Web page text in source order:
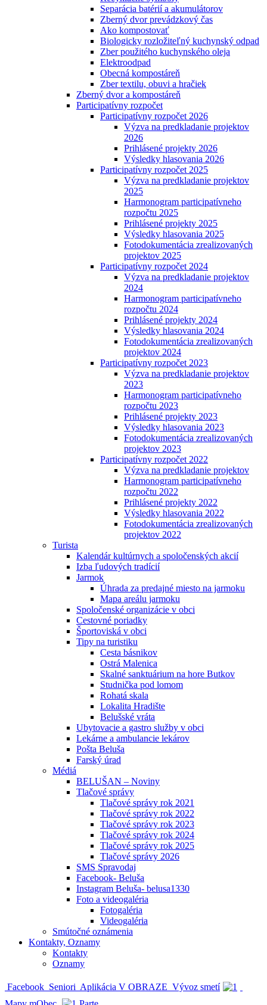
Separácia batérií a akumulátorov
Zberný dvor prevádzkový čas
Ako kompostovať
Biologicky rozložiteľný kuchynský odpad
Zber použitého kuchynského oleja
Elektroodpad
Obecná kompostáreň
Zber textilu, obuvi a hračiek
Zberný dvor a kompostáreň
Participatívny rozpočet
Participatívny rozpočet 2026
Výzva na predkladanie projektov
2026
Prihlásené projekty 2026
Výsledky hlasovania 2026
Participatívny rozpočet 2025
Výzva na predkladanie projektov
2025
Harmonogram participatívneho
rozpočtu 2025
Prihlásené projekty 2025
Výsledky hlasovania 2025
Fotodokumentácia zrealizovaných
projektov 2025
Participatívny rozpočet 2024
Výzva na predkladanie projektov
2024
Harmonogram participatívneho
rozpočtu 2024
Prihlásené projekty 2024
Výsledky hlasovania 2024
Fotodokumentácia zrealizovaných
projektov 2024
Participatívny rozpočet 2023
Výzva na predkladanie projektov
2023
Harmonogram participatívneho
rozpočtu 2023
Prihlásené projekty 2023
Výsledky hlasovania 2023
Fotodokumentácia zrealizovaných
projektov 2023
Participatívny rozpočet 2022
Výzva na predkladanie projektov
Harmonogram participatívneho
rozpočtu 2022
Prihlásené projekty 2022
Výsledky hlasovania 2022
Fotodokumentácia zrealizovaných
projektov 2022
Turista
Kalendár kultúrnych a spoločenských akcií
Izba ľudových tradícií
Jarmok
Úhrada za predajné miesto na jarmoku
Mapa areálu jarmoku
Spoločenské organizácie v obci
Cestovné poriadky
Športoviská v obci
Tipy na turistiku
Cesta básnikov
Ostrá Malenica
Skalné sanktuárium na hore Butkov
Studnička pod lomom
Rohatá skala
Lokalita Hradište
Belušské vráta
Ubytovacie a gastro služby v obci
Lekárne a ambulancie lekárov
Pošta Beluša
Farský úrad
Médiá
BELUŠAN – Noviny
Tlačové správy
Tlačové správy rok 2021
Tlačové správy rok 2022
Tlačové správy rok 2023
Tlačové správy rok 2024
Tlačové správy rok 2025
Tlačové správy 2026
SMS Spravodaj
Facebook- Beluša
Instagram Beluša- belusa1330
Foto a videogaléria
Fotogaléria
Videogaléria
Smútočné oznámenia
Kontakty, Oznamy
Kontakty
Oznamy
Facebook Seniori Aplikácia V OBRAZE Vývoz smetí